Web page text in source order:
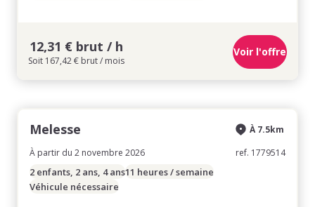
12,31 € brut / h
Soit 167,42 € brut / mois
Voir l'offre
Melesse
À partir du 2 novembre 2026
À 7.5km
ref. 1779514
2 enfants, 2 ans, 4 ans11 heures / semaine
Véhicule nécessaire